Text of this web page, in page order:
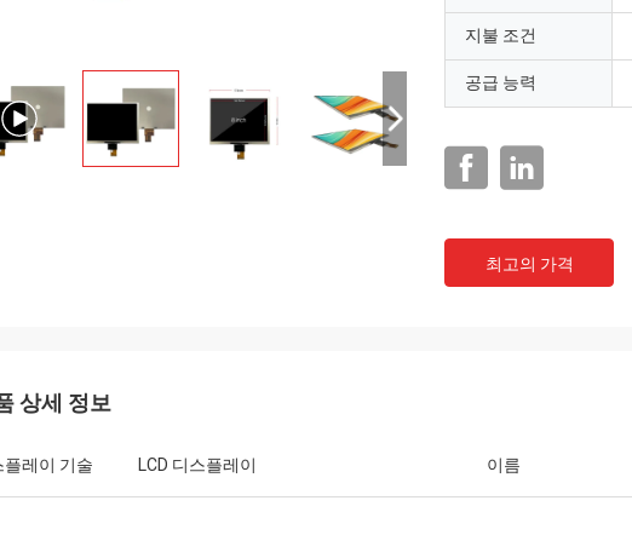
지불 조건
공급 능력
최고의 가격
상세 정보
플레이 기술 LCD 디스플레이 이름